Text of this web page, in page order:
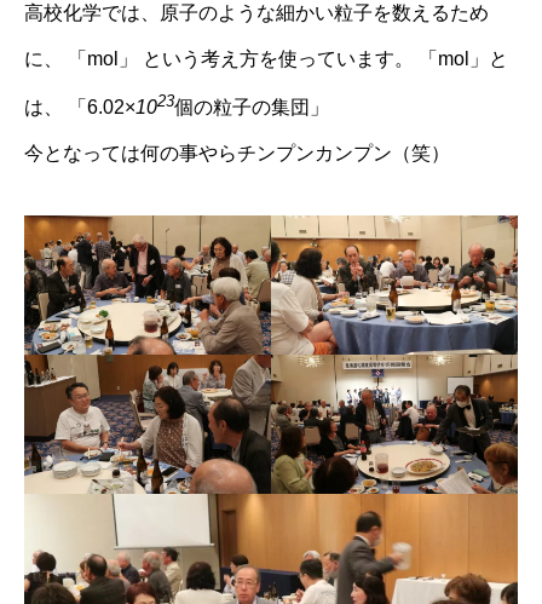
高校化学では、原子のような細かい粒子を数えるため
に、 「mol」 という考え方を使っています。 「mol」と
は、 「6.02×1023個の粒子の集団」
今となっては何の事やらチンプンカンプン（笑）